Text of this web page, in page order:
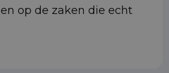
op de zaken die echt